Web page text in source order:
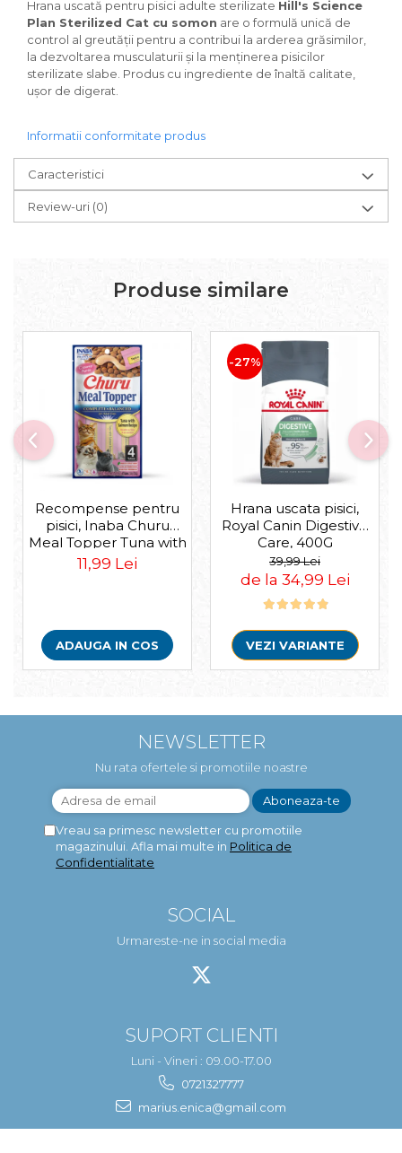
Hrana uscată pentru pisici adulte sterilizate Hill's Science
Plan Sterilized Cat cu somon are o formulă unică de
control al greutății pentru a contribui la arderea grăsimilor,
la dezvoltarea musculaturii și la menținerea pisicilor
sterilizate slabe. Produs cu ingrediente de înaltă calitate,
uşor de digerat.
Informatii conformitate produs
Caracteristici
Review-uri (0)
Produse similare
Recompense pentru
pisici, Inaba Churu
Meal Topper Tuna with
Salmon Recipe
11,99 Lei
ADAUGA IN COS
-27%
Hrana uscata pisici,
Royal Canin Digestive
Care, 400G
39,99 Lei
de la 34,99 Lei
VEZI VARIANTE
NEWSLETTER
Nu rata ofertele si promotiile noastre
Vreau sa primesc newsletter cu promotiile
magazinului. Afla mai multe in Politica de
Confidentialitate
SOCIAL
Urmareste-ne in social media
SUPORT CLIENTI
Luni - Vineri : 09.00-17.00
0721327777
marius.enica@gmail.com